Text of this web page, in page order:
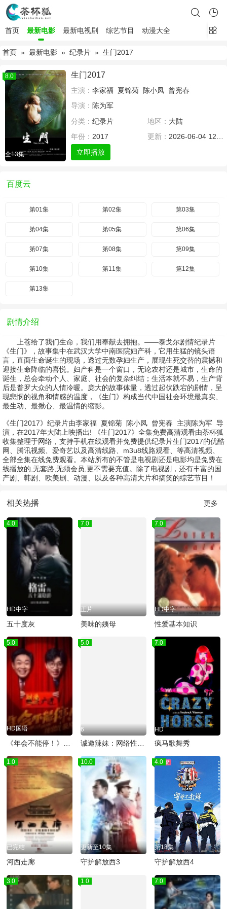
首页 最新电影 最新电视剧 综艺节目 动漫大全
首页 » 最新电影 » 纪录片 » 生门2017
8.0
全13集
生门2017
主演： 李家福 夏锦菊 陈小凤 曾宪春
导演： 陈为军
分类： 纪录片 地区： 大陆
年份： 2017 更新： 2026-06-04 12:01
立即播放
百度云
第01集 第02集 第03集
第04集 第05集 第06集
第07集 第08集 第09集
第10集 第11集 第12集
第13集
剧情介绍
上苍给了我们生命，我们用奉献去拥抱。——泰戈尔剧情纪录片
《生门》，故事集中在武汉大学中南医院妇产科，它用生猛的镜头语
言，直面生命诞生的现场，透过无数孕妇生产，展现生死交替的震撼和
迎接生命降临的喜悦。妇产科是一个窗口，无论农村还是城市，生命的
诞生，总会牵动个人、家庭、社会的复杂纠结；生活本就不易，生产背
后是普罗大众的人情冷暖。庞大的故事体量，透过起伏跌宕的剧情，呈
现悲悯的视角和情感的温度，《生门》构成当代中国社会环境最真实、
最生动、最揪心、最温情的缩影。
《生门2017》纪录片由李家福 夏锦菊 陈小凤 曾宪春 主演陈为军 导
演，在2017年大陆上映播出! 《生门2017》全集免费高清观看由茶杯狐
收集整理于网络，支持手机在线观看并免费提供纪录片生门2017的优酷
网、腾讯视频、爱奇艺以及高清线路、m3u8线路观看、等高清视频、
全部全集在线免费观看。本站所有的不管是电视剧还是电影均是免费在
线播放的,无套路,无须会员,更不需要充值。除了电视剧，还有丰富的国
产剧、韩剧、欧美剧、动漫、以及各种高清大片和搞笑的综艺节目！
相关热播 更多
4.0
HD中字
五十度灰
7.0
正片
美味的姨母
7.0
HD中字
性爱基本知识
5.0
HD国语
5.0
6
7.0
HD
疯马歌舞秀
1.0
已完结
河西走廊
10.0
更新至10集
守护解放西3
4.0
第18集
守护解放西4
3.0 1.0 7.0